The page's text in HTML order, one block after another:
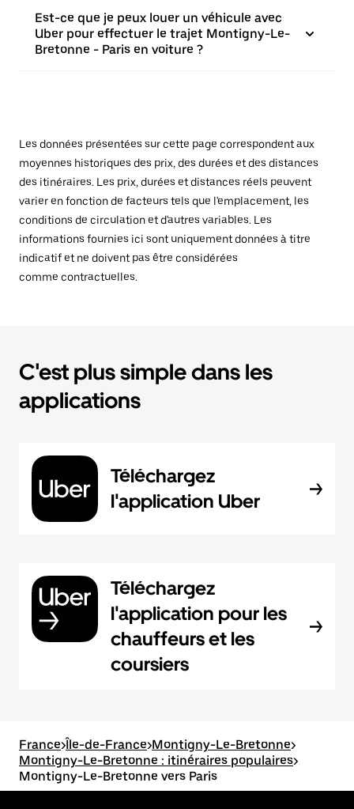
Est-ce que je peux louer un véhicule avec
Uber pour effectuer le trajet Montigny-Le-
Bretonne - Paris en voiture ?
Les données présentées sur cette page correspondent aux
moyennes historiques des prix, des durées et des distances
des itinéraires. Les prix, durées et distances réels peuvent
varier en fonction de facteurs tels que l'emplacement, les
conditions de circulation et d'autres variables. Les
informations fournies ici sont uniquement données à titre
indicatif et ne doivent pas être considérées
comme contractuelles.
C'est plus simple dans les
applications
Téléchargez
l'application Uber
Téléchargez
l'application pour les
chauffeurs et les
coursiers
France>Île-de-France>Montigny-Le-Bretonne>
Montigny-Le-Bretonne : itinéraires populaires>
Montigny-Le-Bretonne vers Paris